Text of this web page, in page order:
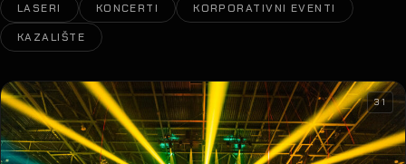
LASERI
KONCERTI
KORPORATIVNI EVENTI
KAZALIŠTE
31